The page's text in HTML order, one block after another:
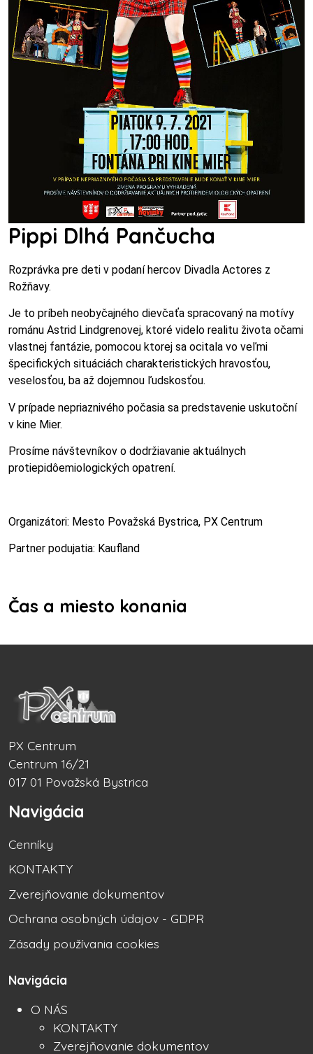
Pippi Dlhá Pančucha
Rozprávka pre deti v podaní hercov Divadla Actores z
Rožňavy.
Je to príbeh neobyčajného dievčaťa spracovaný na motívy
románu Astrid Lindgrenovej, ktoré videlo realitu života očami
vlastnej fantázie, pomocou ktorej sa ocitala vo veľmi
špecifických situáciách charakteristických hravosťou,
veselosťou, ba až dojemnou ľudskosťou.
V prípade nepriaznivého počasia sa predstavenie uskutoční
v kine Mier.
Prosíme návštevníkov o dodržiavanie aktuálnych
protiepidôemiologických opatrení.
Organizátori: Mesto Považská Bystrica, PX Centrum
Partner podujatia: Kaufland
Čas a miesto konania
PX Centrum
Centrum 16/21
017 01 Považská Bystrica
Navigácia
Cenníky
KONTAKTY
Zverejňovanie dokumentov
Ochrana osobných údajov - GDPR
Zásady používania cookies
Navigácia
O NÁS
KONTAKTY
Zverejňovanie dokumentov